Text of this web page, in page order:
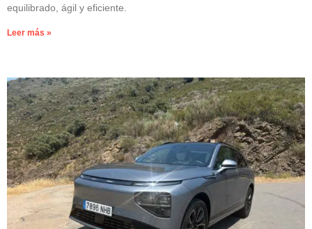
equilibrado, ágil y eficiente.
Leer más »